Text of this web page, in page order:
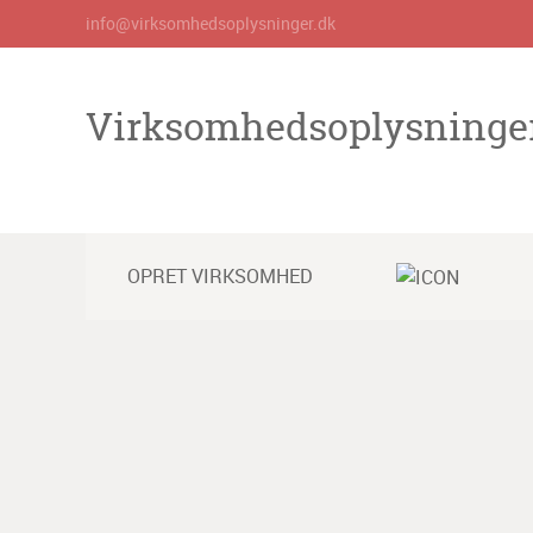
info@virksomhedsoplysninger.dk
OPRET VIRKSOMHED